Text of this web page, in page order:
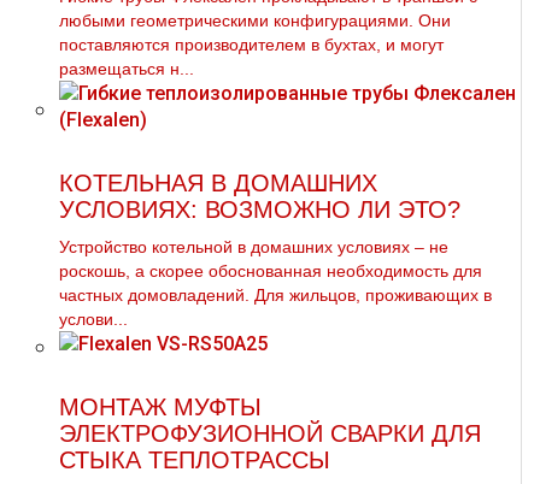
любыми геометрическими конфигурациями. Они
поставляются производителем в бухтах, и могут
размещаться н...
КОТЕЛЬНАЯ В ДОМАШНИХ
УСЛОВИЯХ: ВОЗМОЖНО ЛИ ЭТО?
Устройство котельной в домашних условиях – не
роскошь, а скорее обоснованная необходимость для
частных домовладений. Для жильцов, проживающих в
услови...
МОНТАЖ МУФТЫ
ЭЛЕКТРОФУЗИОННОЙ СВАРКИ ДЛЯ
СТЫКА ТЕПЛОТРАССЫ